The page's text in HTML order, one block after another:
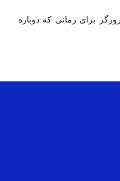
برای زمانی که دوباره